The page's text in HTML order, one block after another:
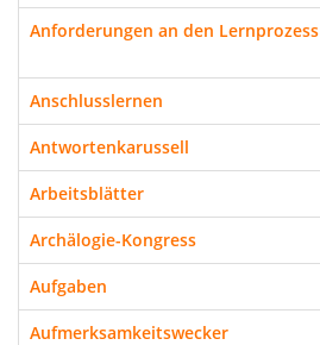
Anforderungen an den Lernprozess
Anschlusslernen
Antwortenkarussell
Arbeitsblätter
Archälogie-Kongress
Aufgaben
Aufmerksamkeitswecker